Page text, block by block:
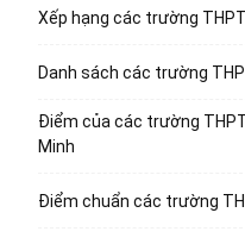
Xếp hạng các trường
Danh sách các trường
Điểm của các trường
Minh
Điểm chuẩn các trường